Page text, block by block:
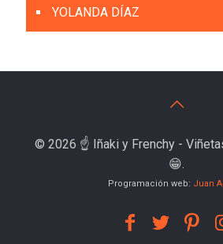
YOLANDA DÍAZ
© 2026 ☝️ Iñaki y Frenchy -
😁.
Programación web: Juan